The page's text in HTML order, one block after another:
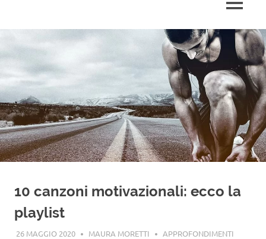
MENU
10 canzoni motivazionali: ecco la
playlist
26 MAGGIO 2020 MAURA MORETTI APPROFONDIMENTI